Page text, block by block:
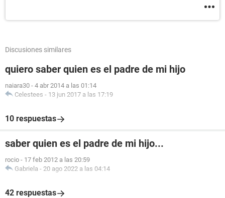
Discusiones similares
quiero saber quien es el padre de mi hijo
naiara30 - 4 abr 2014 a las 01:14
Celestees - 13 jun 2017 a las 17:19
10 respuestas
saber quien es el padre de mi hijo...
rocio - 17 feb 2012 a las 20:59
Gabriela - 20 ago 2022 a las 04:14
42 respuestas